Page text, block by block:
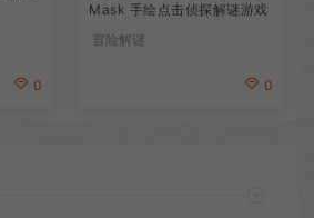
0
Mask 手绘点击侦探解谜游戏
冒险解谜
0